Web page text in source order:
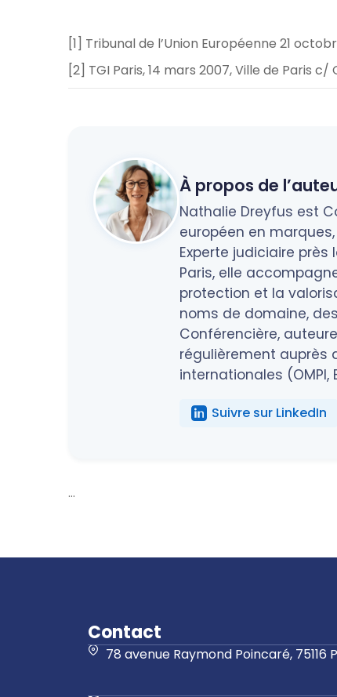
[1] Tribunal de l’Union Européenne 21
[2] TGI Paris, 14 mars 2007, Ville de Paris c/
À propos de
Nathalie Dreyfus est
européen en
Experte judiciaire
Paris, elle
protection et la
noms de domaine,
Conférencière,
régulièrement auprès
internationales (OMPI,
Suivre sur LinkedIn
...
Contact
78 avenue Raymond Poincaré, 75116